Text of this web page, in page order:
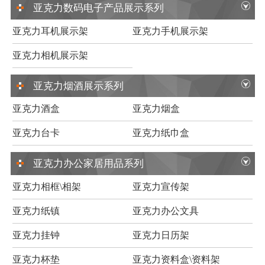
亚克力数码电子产品展示系列
亚克力耳机展示架 亚克力手机展示架
亚克力相机展示架
亚克力烟酒展示系列
亚克力酒盒 亚克力烟盒
亚克力台卡 亚克力纸巾盒
亚克力办公家居用品系列
亚克力相框\相架 亚克力宣传架
亚克力纸镇 亚克力办公文具
亚克力挂钟 亚克力日历架
亚克力杯垫 亚克力资料盒\资料架